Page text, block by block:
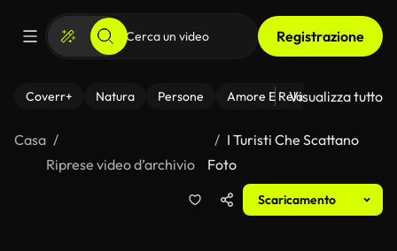
Registrazione
Coverr+ Natura Persone Amore E Relazioni Il
Visualizza tutto
Casa
Riprese video d’archivio
I Turisti Che Scattano
Foto
Scaricamento